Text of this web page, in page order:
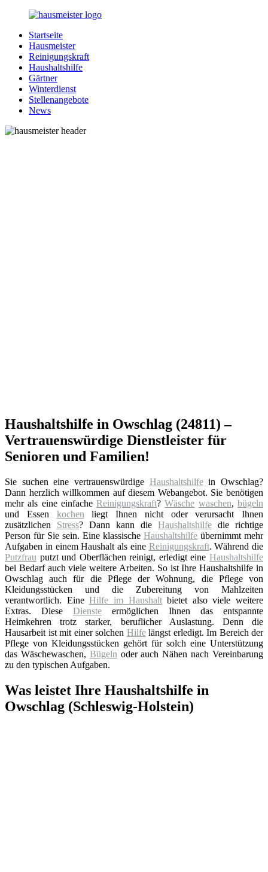
Zurück
Inhalt
Hausmeister.de
Alles
rund
Ihren
Haushalt
Startseite
Hausmeister
Reinigungskraft
Haushaltshilfe
Gärtner
Winterdienst
Stellenangebote
News
Haushaltshilfe in Owschlag (24811) –
Vertrauenswürdige Dienstleister für
Senioren und Familien!
Sie suchen eine vertrauenswürdige Haushaltshilfein Owschlag?
Dann herzlich willkommen auf diesem Webangebot. Sie benötigen
mehr als eine einfacheReinigungskraft?Wäsche waschen,bügeln
und Essen kochen liegt Ihnen nicht oder verursacht Ihnen
zusätzlichen Stress? Dann kann die Haushaltshilfe die richtige
Person für Sie sein. Eine klassische Haushaltshilfe übernimmt mehr
Aufgaben in einem Haushalt als eine Reinigungskraft. Während die
Putzfrau putzt und Oberflächen reinigt, erledigt eine Haushaltshilfe
bei Bedarf auch viele weitere Arbeiten. So ist Ihre Haushaltshilfe in
Owschlag auch für die Pflege der Wohnung, die Pflege von
Kleidungsstücken und die Zubereitung von Mahlzeiten
verantwortlich. EineHilfe im Haushaltbietet also viele weitere
Extras. Diese Dienste ermöglichen Ihnen das entspannte
Heimkehren trotz starker, beruflicher Auslastung. Denn die
Hausarbeit ist mit einer solchen Hilfelängst erledigt. Im Bereich der
Pflege von Kleidungsstücken gehört für solch eine Unterstützung
das Wäschewaschen, Bügeln oder auch Nähen nach Vereinbarung
zu den typischen Aufgaben.
Was leistet Ihre Haushaltshilfe in
Owschlag (Schleswig-Holstein)